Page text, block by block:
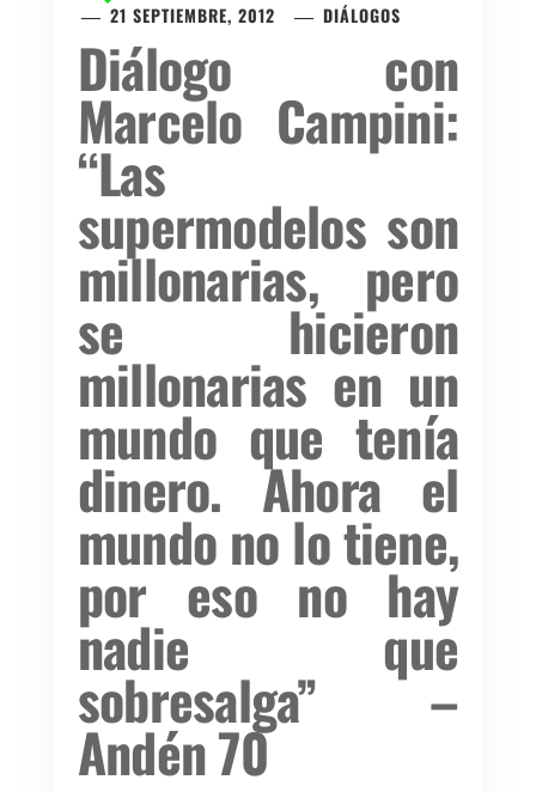
21 SEPTIEMBRE, 2012
DIÁLOGOS
Diálogo con
Marcelo Campini:
“Las
supermodelos son
millonarias, pero
se hicieron
millonarias en un
mundo que tenía
dinero. Ahora el
mundo no lo tiene,
por eso no hay
nadie que
sobresalga” –
Andén 70